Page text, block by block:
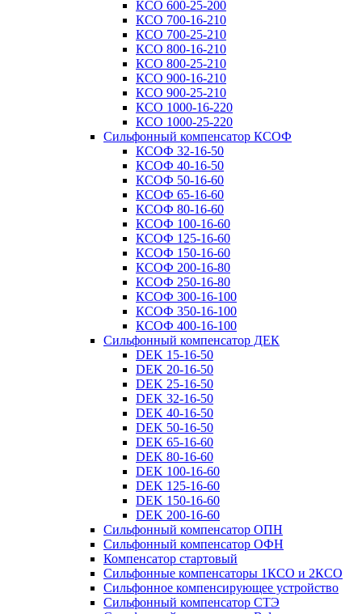
КСО 600-25-200
КСО 700-16-210
КСО 700-25-210
КСО 800-16-210
КСО 800-25-210
КСО 900-16-210
КСО 900-25-210
КСО 1000-16-220
КСО 1000-25-220
Сильфонный компенсатор КСОФ
КСОФ 32-16-50
КСОФ 40-16-50
КСОФ 50-16-60
КСОФ 65-16-60
КСОФ 80-16-60
КСОФ 100-16-60
КСОФ 125-16-60
КСОФ 150-16-60
КСОФ 200-16-80
КСОФ 250-16-80
КСОФ 300-16-100
КСОФ 350-16-100
КСОФ 400-16-100
Сильфонный компенсатор ДЕК
DEK 15-16-50
DEK 20-16-50
DEK 25-16-50
DEK 32-16-50
DEK 40-16-50
DEK 50-16-50
DEK 65-16-60
DEK 80-16-60
DEK 100-16-60
DEK 125-16-60
DEK 150-16-60
DEK 200-16-60
Сильфонный компенсатор ОПН
Сильфонный компенсатор ОФН
Компенсатор стартовый
Сильфонные компенсаторы 1КСО и 2КСО
Сильфонное компенсирующее устройство
Сильфонный компенсатор СТЭ